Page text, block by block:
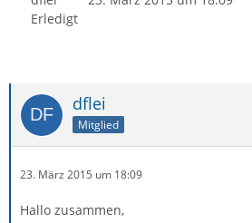
Erledigt
dflei
Mitglied
23. März 2015 um 18:09
Hallo zusammen,